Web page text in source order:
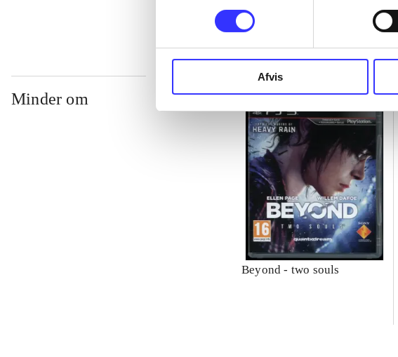
Afvis
Minder om
Beyond - two souls